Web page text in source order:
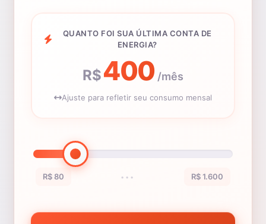
QUANTO FOI SUA ÚLTIMA CONTA DE
ENERGIA?
R$400 /mês
Ajuste para refletir seu consumo mensal
R$ 80 ••• R$ 1.600